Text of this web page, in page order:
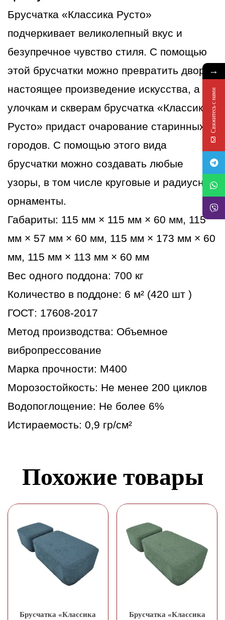
Капучино
Брусчатка «Классика Русто»
подчеркивает великолепный вкус и
безупречное чувство стиля. С помощью
этой брусчатки можно превратить двор в
настоящее произведение искусства, а
улочкам и скверам брусчатка «Классика
Русто» придаст очарование старинных
городов. С помощью этого вида
брусчатки можно создавать любые
узоры, в том числе круговые и радиусные
орнаменты.
Габариты: 115 мм × 115 мм × 60 мм, 115
мм × 57 мм × 60 мм, 115 мм × 173 мм × 60
мм, 115 мм × 113 мм × 60 мм
Вес одного поддона: 700 кг
Количество в поддоне: 6 м² (420 шт )
ГОСТ: 17608-2017
Метод производства: Объемное
вибропрессование
Марка прочности: М400
Морозостойкость: Не менее 200 циклов
Водопоглощение: Не более 6%
Истираемость: 0,9 гр/см²
Похожие товары
Брусчатка «Классика
Брусчатка «Классика
→
Свяжитесь с нами